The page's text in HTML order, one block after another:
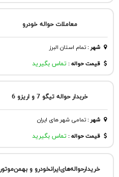
معاملات حواله خودرو
شهر:تمام استان البرز
قیمت حواله : تماس بگیرید
خربدار حواله تیگو 7 و اریزو 6
شهر:تمامی شهر های ایران
قیمت حواله : تماس بگیرید
خریدار‌حواله‌های‌ایرانخودرو و بهمن‌موتور